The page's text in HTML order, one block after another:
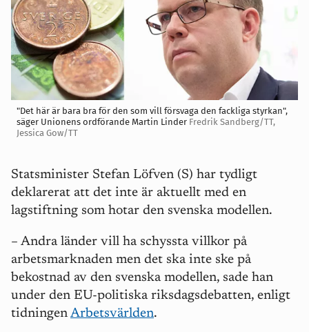
"Det här är bara bra för den som vill försvaga den fackliga styrkan",
säger Unionens ordförande Martin Linder Fredrik Sandberg/TT,
Jessica Gow/TT
Statsminister Stefan Löfven (S) har tydligt
deklarerat att det inte är aktuellt med en
lagstiftning som hotar den svenska modellen.
– Andra länder vill ha schyssta villkor på
arbetsmarknaden men det ska inte ske på
bekostnad av den svenska modellen, sade han
under den EU-politiska riksdagsdebatten, enligt
tidningen Arbetsvärlden.